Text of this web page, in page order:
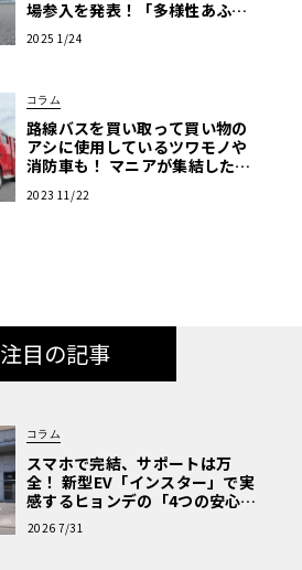
場参入を発表！「多様性あふれ
2025 1/24
コラム
路線バスを買い取って買い物の
アシに使用しているツワモノや
消防車も！ マニアが集結した商
2023 11/22
注目の記事
コラム
スマホで完結、サポートは万
全！ 新型EV「インスター」で実
感するヒョンデの「4つの安心」
【第1回・ヒョンデ6つの疑問：
Why? Hyundai?】〈PR〉
2026 7/31